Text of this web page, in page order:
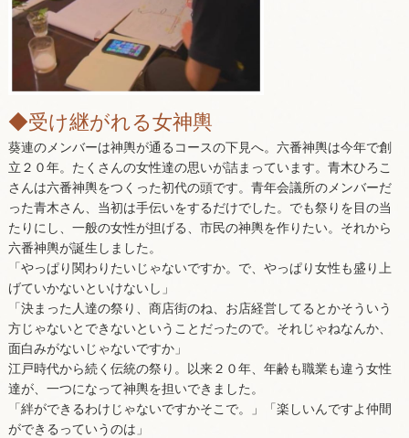
◆受け継がれる女神輿
葵連のメンバーは神輿が通るコースの下見へ。六番神輿は今年で創
立２０年。たくさんの女性達の思いが詰まっています。青木ひろこ
さんは六番神輿をつくった初代の頭です。青年会議所のメンバーだ
った青木さん、当初は手伝いをするだけでした。でも祭りを目の当
たりにし、一般の女性が担げる、市民の神輿を作りたい。それから
六番神輿が誕生しました。
「やっぱり関わりたいじゃないですか。で、やっぱり女性も盛り上
げていかないといけないし」
「決まった人達の祭り、商店街のね、お店経営してるとかそういう
方じゃないとできないということだったので。それじゃねなんか、
面白みがないじゃないですか」
江戸時代から続く伝統の祭り。以来２０年、年齢も職業も違う女性
達が、一つになって神輿を担いできました。
「絆ができるわけじゃないですかそこで。」「楽しいんですよ仲間
ができるっていうのは」